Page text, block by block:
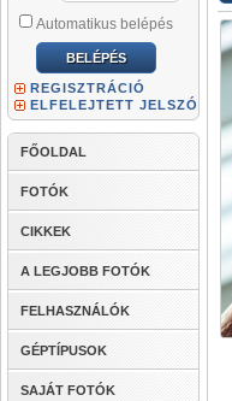
Automatikus belépés
REGISZTRÁCIÓ
ELFELEJTETT JELSZÓ
FŐOLDAL
FOTÓK
CIKKEK
A LEGJOBB FOTÓK
FELHASZNÁLÓK
GÉPTÍPUSOK
SAJÁT FOTÓK